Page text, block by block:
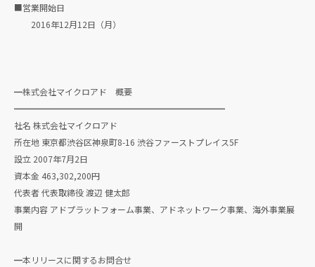
■営業開始日
2016年12月12日（月）
━株式会社マイクロアド 概要
━━━━━━━━━━━━━━━━━━━━━━━━━
社名 株式会社マイクロアド
所在地 東京都渋谷区神泉町8-16 渋谷ファーストプレイス5F
設立 2007年7月2日
資本金 463,302,200円
代表者 代表取締役 渡辺 健太郎
事業内容 アドプラットフォーム事業、アドネットワーク事業、海外事業展
開
━本リリースに関するお問合せ